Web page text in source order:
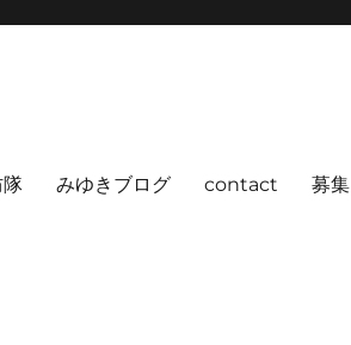
みゆきブログ contact 募集